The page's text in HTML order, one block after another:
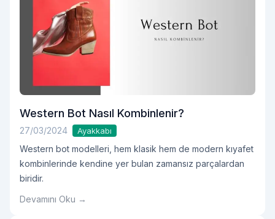
Western Bot Nasıl Kombinlenir?
27/03/2024 Ayakkabı
Western bot modelleri, hem klasik hem de modern kıyafet
kombinlerinde kendine yer bulan zamansız parçalardan
biridir.
Devamını Oku →